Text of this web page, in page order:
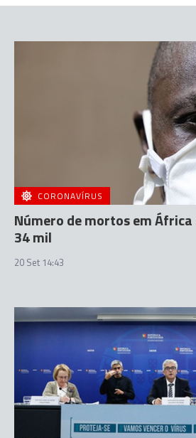
CORONAVÍRUS
Número de mortos em
34 mil
20 Set 14:43